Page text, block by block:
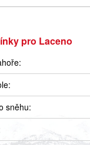
pro Laceno
sněhu: